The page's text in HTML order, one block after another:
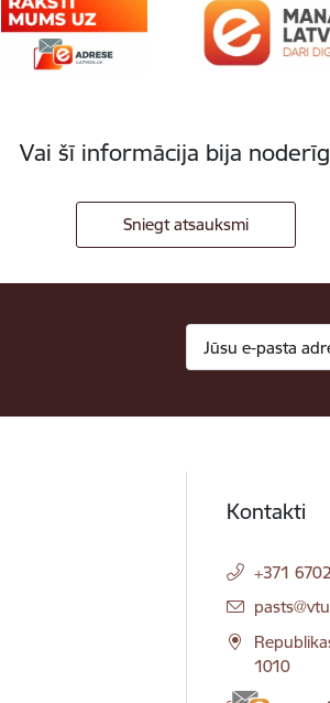
Vai šī informācija bija
Sniegt atsauksmi
Kontakti
+371
E-pasts:
1010